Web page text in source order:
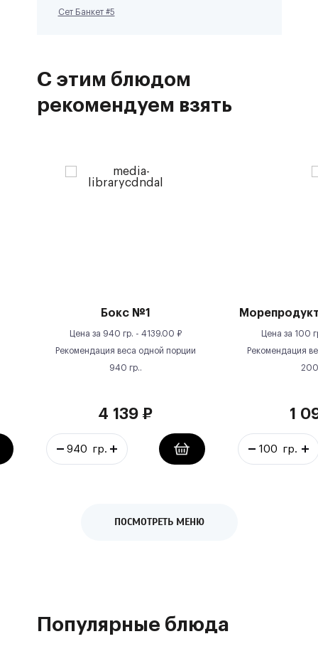
Сет Банкет #5
С этим блюдом
рекомендуем взять
Бокс №1
Цена за 940 гр. - 4139.00 ₽
Рекомендация веса одной порции
940 гр..
4 139 ₽
Цена за 100
Рекомендация
200
1
ПОСМОТРЕТЬ МЕНЮ
Популярные блюда